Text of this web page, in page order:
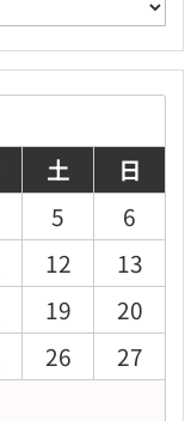
土
日
5
6
12
13
19
20
26
27